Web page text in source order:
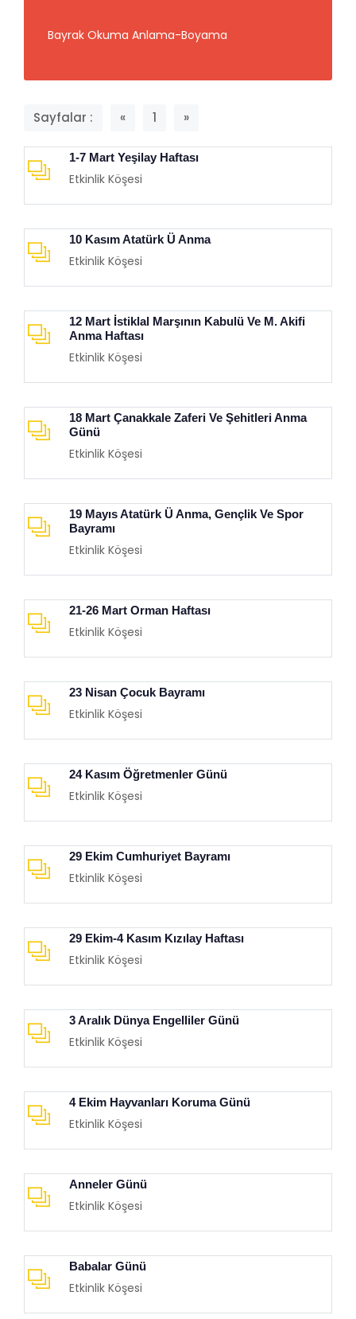
Bayrak Okuma Anlama-Boyama
Sayfalar : « 1 »
1-7 Mart Yeşilay Haftası
Etkinlik Köşesi
10 Kasım Atatürk Ü Anma
Etkinlik Köşesi
12 Mart İstiklal Marşının Kabulü Ve M. Akifi
Anma Haftası
Etkinlik Köşesi
18 Mart Çanakkale Zaferi Ve Şehitleri Anma
Günü
Etkinlik Köşesi
19 Mayıs Atatürk Ü Anma, Gençlik Ve Spor
Bayramı
Etkinlik Köşesi
21-26 Mart Orman Haftası
Etkinlik Köşesi
23 Nisan Çocuk Bayramı
Etkinlik Köşesi
24 Kasım Öğretmenler Günü
Etkinlik Köşesi
29 Ekim Cumhuriyet Bayramı
Etkinlik Köşesi
29 Ekim-4 Kasım Kızılay Haftası
Etkinlik Köşesi
3 Aralık Dünya Engelliler Günü
Etkinlik Köşesi
4 Ekim Hayvanları Koruma Günü
Etkinlik Köşesi
Anneler Günü
Etkinlik Köşesi
Babalar Günü
Etkinlik Köşesi